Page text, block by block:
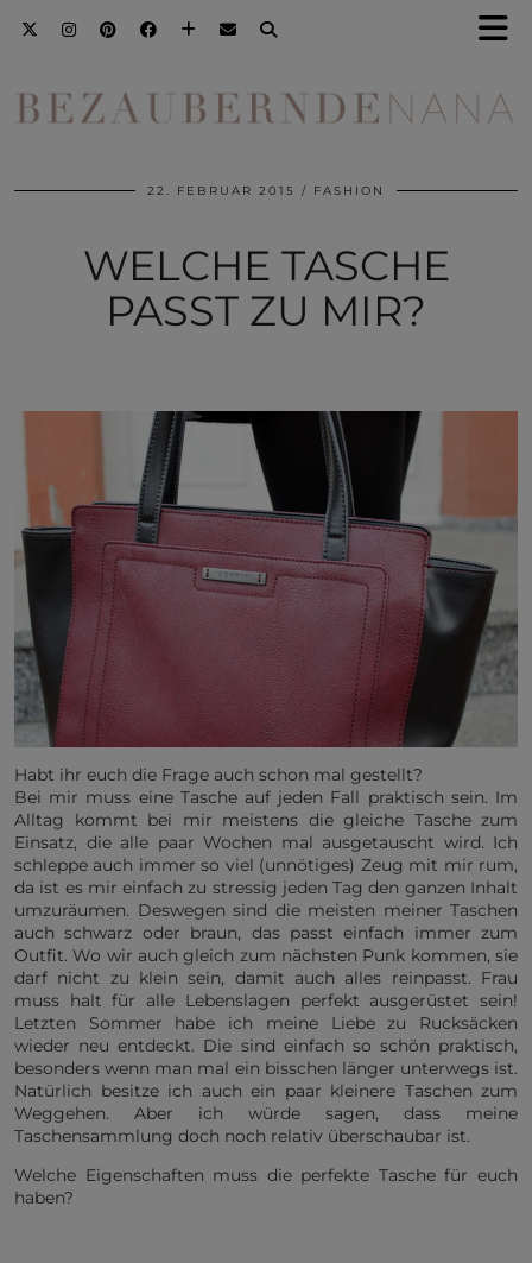
22. FEBRUAR 2015 FASHION
WELCHE TASCHE
PASST ZU MIR?
Habt ihr euch die Frage auch schon mal gestellt?
Bei mir muss eine Tasche auf jeden Fall praktisch sein. Im
Alltag kommt bei mir meistens die gleiche Tasche zum
Einsatz, die alle paar Wochen mal ausgetauscht wird. Ich
schleppe auch immer so viel (unnötiges) Zeug mit mir rum,
da ist es mir einfach zu stressig jeden Tag den ganzen Inhalt
umzuräumen. Deswegen sind die meisten meiner Taschen
auch schwarz oder braun, das passt einfach immer zum
Outfit. Wo wir auch gleich zum nächsten Punk kommen, sie
darf nicht zu klein sein, damit auch alles reinpasst. Frau
muss halt für alle Lebenslagen perfekt ausgerüstet sein!
Letzten Sommer habe ich meine Liebe zu Rucksäcken
wieder neu entdeckt. Die sind einfach so schön praktisch,
besonders wenn man mal ein bisschen länger unterwegs ist.
Natürlich besitze ich auch ein paar kleinere Taschen zum
Weggehen. Aber ich würde sagen, dass meine
Taschensammlung doch noch relativ überschaubar ist.
Welche Eigenschaften muss die perfekte Tasche für euch
haben?